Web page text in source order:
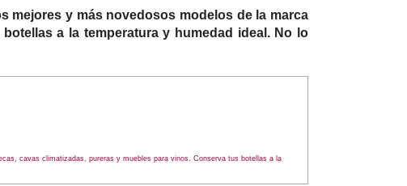
mejores y más novedosos modelos de la marca
a la temperatura y humedad ideal. No lo
cavas climatizadas, pureras y muebles para vinos. Conserva tus botellas a la